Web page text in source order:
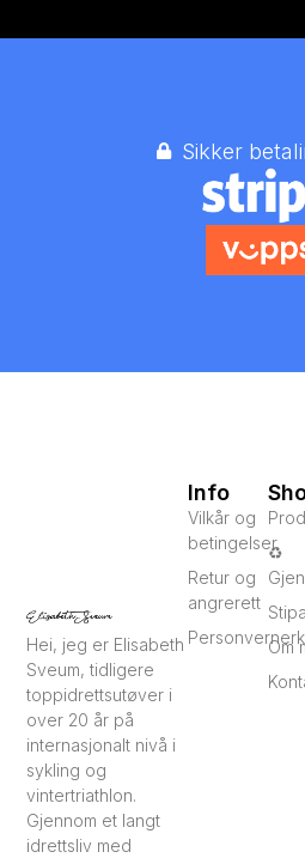
Sikker
Hei, jeg er Elisabeth
Sveum, tidligere
toppidrettsutøver i
over 20 år på
internasjonalt nivå i
sykling og
vintertriathlon.
Gjennom et langt
idrettsliv med
♻️
Om
Info
Vilkår og
betingelser
Retur og
angrerett